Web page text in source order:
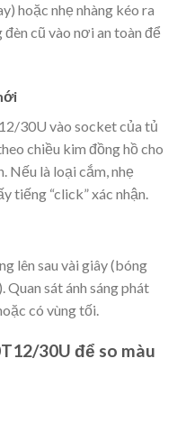
hoặc nhẹ nhàng kéo ra
cũ vào nơi an toàn để
30U vào socket của tủ
chiều kim đồng hồ cho
Nếu là loại cắm, nhẹ
tiếng “click” xác nhận.
lên sau vài giây (bóng
sát ánh sáng phát
có vùng tối.
30U để so màu